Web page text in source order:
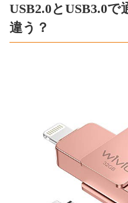
USB2.0とUSB3.0
違う？